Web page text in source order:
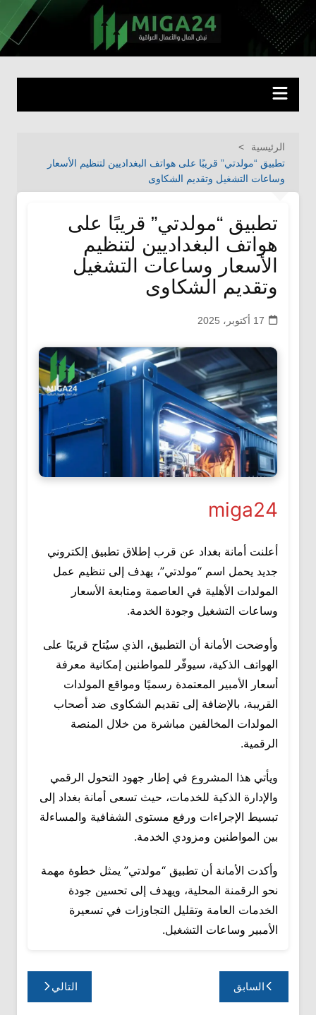
التجاوز
إلى
المحتوى
miga24.com نبض المال والأعمال العراقية
الرئيسية
تطبيق “مولدتي” قريبًا على هواتف البغداديين لتنظيم الأسعار
وساعات التشغيل وتقديم الشكاوى
تطبيق “مولدتي” قريبًا على
هواتف البغداديين لتنظيم
الأسعار وساعات التشغيل
وتقديم الشكاوى
17 أكتوبر، 2025
miga24
أعلنت أمانة بغداد عن قرب إطلاق تطبيق إلكتروني
جديد يحمل اسم “مولدتي”، يهدف إلى تنظيم عمل
المولدات الأهلية في العاصمة ومتابعة الأسعار
وساعات التشغيل وجودة الخدمة.
وأوضحت الأمانة أن التطبيق، الذي سيُتاح قريبًا على
الهواتف الذكية، سيوفّر للمواطنين إمكانية معرفة
أسعار الأمبير المعتمدة رسميًا ومواقع المولدات
القريبة، بالإضافة إلى تقديم الشكاوى ضد أصحاب
المولدات المخالفين مباشرة من خلال المنصة
الرقمية.
ويأتي هذا المشروع في إطار جهود التحول الرقمي
والإدارة الذكية للخدمات، حيث تسعى أمانة بغداد إلى
تبسيط الإجراءات ورفع مستوى الشفافية والمساءلة
بين المواطنين ومزودي الخدمة.
وأكدت الأمانة أن تطبيق “مولدتي” يمثل خطوة مهمة
نحو الرقمنة المحلية، ويهدف إلى تحسين جودة
الخدمات العامة وتقليل التجاوزات في تسعيرة
الأمبير وساعات التشغيل.
تصفّح
المقالات
السابق التالي